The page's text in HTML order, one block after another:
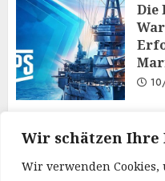
Wir schätzen Ihre
Wir verwenden
Die